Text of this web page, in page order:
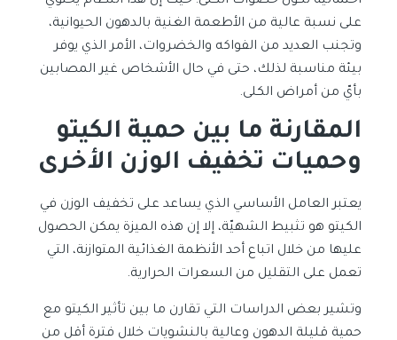
على نسبة عالية من الأطعمة الغنية بالدهون الحيوانية،
وتجنب العديد من الفواكه والخضروات، الأمر الذي يوفر
بيئة مناسبة لذلك، حتى في حال الأشخاص غير المصابين
بأيّ من أمراض الكلى.
المقارنة ما بين حمية الكيتو
وحميات تخفيف الوزن الأخرى
يعتبر العامل الأساسي الذي يساعد على تخفيف الوزن في
الكيتو هو تثبيط الشهيّة، إلا إن هذه الميزة يمكن الحصول
عليها من خلال اتباع أحد الأنظمة الغذائية المتوازنة، التي
تعمل على التقليل من السعرات الحرارية.
وتشير بعض الدراسات التي تقارن ما بين تأثير الكيتو مع
حمية قليلة الدهون وعالية بالنشويات خلال فترة أقل من